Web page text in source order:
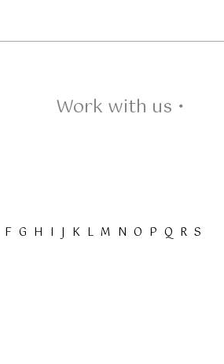
Work with us •
F G H I J K L M N O P Q R S